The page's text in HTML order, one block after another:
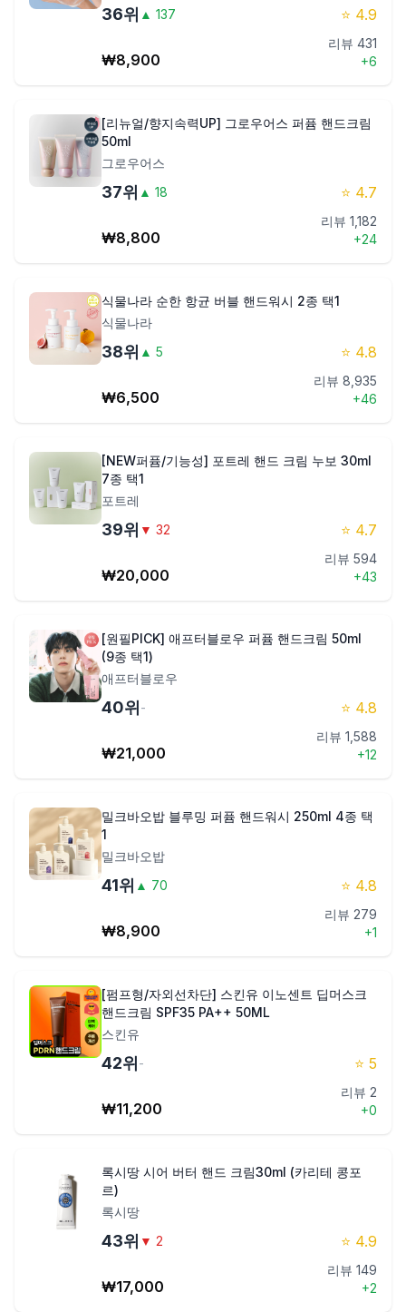
36위 ▲ 137 ⭐ 4.9
₩8,900
리뷰 431
+6
[리뉴얼/향지속력UP] 그로우어스 퍼퓸 핸드크림
50ml
그로우어스
37위 ▲ 18 ⭐ 4.7
₩8,800
리뷰 1,182
+24
식물나라 순한 항균 버블 핸드워시 2종 택1
식물나라
38위 ▲ 5 ⭐ 4.8
₩6,500
리뷰 8,935
+46
[NEW퍼퓸/기능성] 포트레 핸드 크림 누보 30ml
7종 택1
포트레
39위 ▼ 32 ⭐ 4.7
₩20,000
리뷰 594
+43
[원필PICK] 애프터블로우 퍼퓸 핸드크림 50ml
(9종 택1)
애프터블로우
40위 - ⭐ 4.8
₩21,000
리뷰 1,588
+12
밀크바오밥 블루밍 퍼퓸 핸드워시 250ml 4종 택
1
밀크바오밥
41위 ▲ 70 ⭐ 4.8
₩8,900
리뷰 279
+1
[펌프형/자외선차단] 스킨유 이노센트 딥머스크
핸드크림 SPF35 PA++ 50ML
스킨유
42위 - ⭐ 5
₩11,200
리뷰 2
+0
록시땅 시어 버터 핸드 크림30ml (카리테 콩포
르)
록시땅
43위 ▼ 2 ⭐ 4.9
₩17,000
리뷰 149
+2